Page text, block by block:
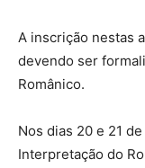
A inscrição nestas
devendo ser
Românico.
Nos dias 20 e 21
Interpretação do